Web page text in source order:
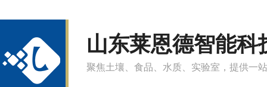
山东莱恩德智能科
聚焦土壤、食品、水质、实验室，提供一